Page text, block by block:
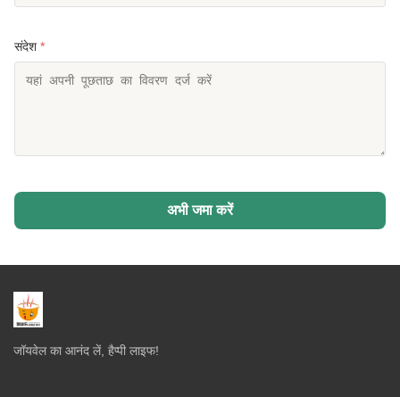
संदेश *
अभी जमा करें
जॉयवेल का आनंद लें, हैप्पी लाइफ!